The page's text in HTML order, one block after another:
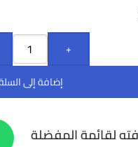
+
إضافة إلى
لقائمة المفضلة